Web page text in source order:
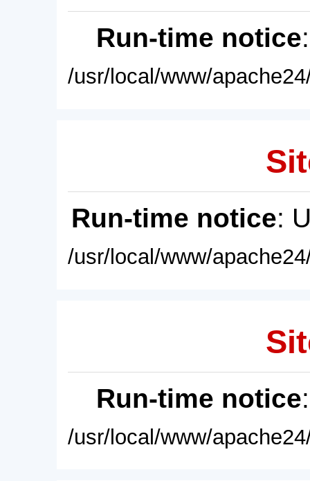
Run-time notice
/usr/local/www/
Run-time notice:
/usr/local/www/
Run-time notice
/usr/local/www/